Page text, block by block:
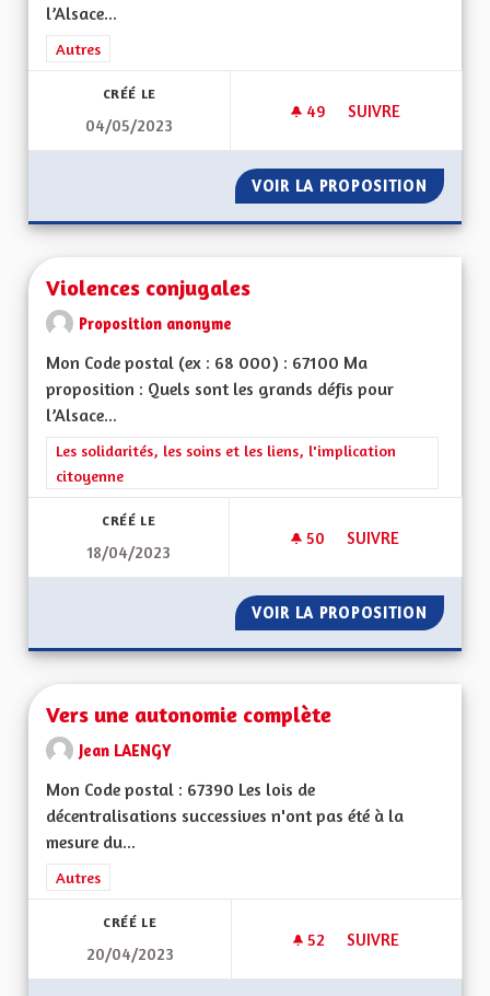
l’Alsace...
Filtrer les résultats de la catégorie : Autres
Autres
CRÉÉ LE
04/05/2023
49 49 ABONNÉS
SUIVRE
VOIR LA PROPOSITION VIREZ
Violences conjugales
Proposition anonyme
Mon Code postal (ex : 68 000) : 67100 Ma
proposition : Quels sont les grands défis pour
l’Alsace...
Filtrer les résultats de la catégorie : Les solidarités, les soins
Les solidarités, les soins et les liens, l'implication
citoyenne
CRÉÉ LE
18/04/2023
50 50 ABONNÉS
SUIVRE
VOIR LA PROPOSITION
Vers une autonomie complète
Jean LAENGY
Mon Code postal : 67390 Les lois de
décentralisations successives n'ont pas été à la
mesure du...
Filtrer les résultats de la catégorie : Autres
Autres
CRÉÉ LE
20/04/2023
52 52 ABONNÉS
SUIVRE